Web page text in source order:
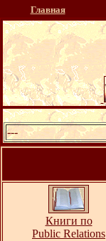
Главная
---
Книги по
Public Relations